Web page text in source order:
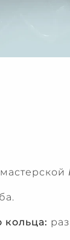
кольца: